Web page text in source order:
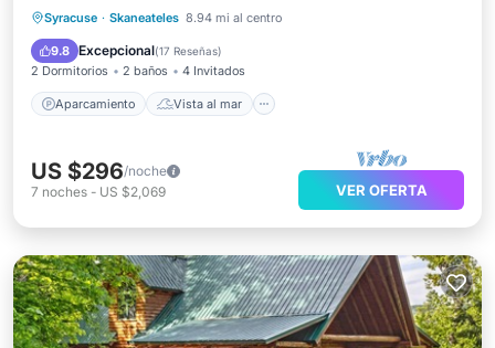
Syracuse · Skaneateles 8.94 mi al centro
9.8 Excepcional(17 Reseñas)
2 Dormitorios 2 baños 4 Invitados
Aparcamiento Vista al mar
Aparcamiento
Vista al mar
Balcón/Terraza
US $296/noche
7 noches - US $2,069 VER OFERTA